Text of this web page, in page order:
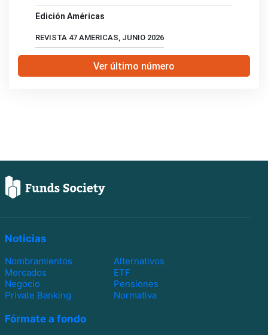
Edición Américas
REVISTA 47 AMERICAS, JUNIO 2026
Ver último número
Noticias
Nombramientos
Alternativos
Mercados
ETF
Negocio
Pensiones
Private Banking
Normativa
Fórmate a fondo